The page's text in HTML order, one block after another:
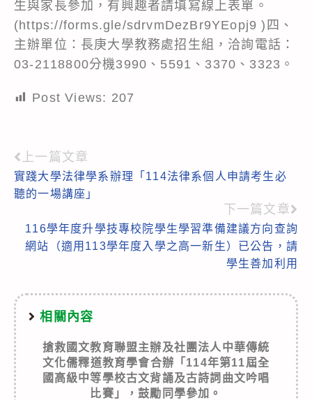
生與家長參加，有興趣者請填寫線上表單。
(https://forms.gle/sdrvmDezBr9YEopj9 )四、
主辦單位：長庚大學教務處招生組，洽詢電話：
03-2118800分機3990、5591、3370、3323。
Post Views: 207
Read
more
上一篇文章
實踐大學法律學系辦理「114法律系個人申請考生必
聽的一場講座」
下一篇文章
116學年度升學技專校院學生學習準備建議方向查詢
網站（適用113學年度入學之高一新生）已公告，請
學生善加利用
相關內容
搶救國文教育聯盟主辦及社團法人中華傳統
文化儒釋道教育學會合辦「114年第11屆全
國高級中等學校古文背誦及古詩詞曲文吟唱
比賽」，鼓勵同學參加。